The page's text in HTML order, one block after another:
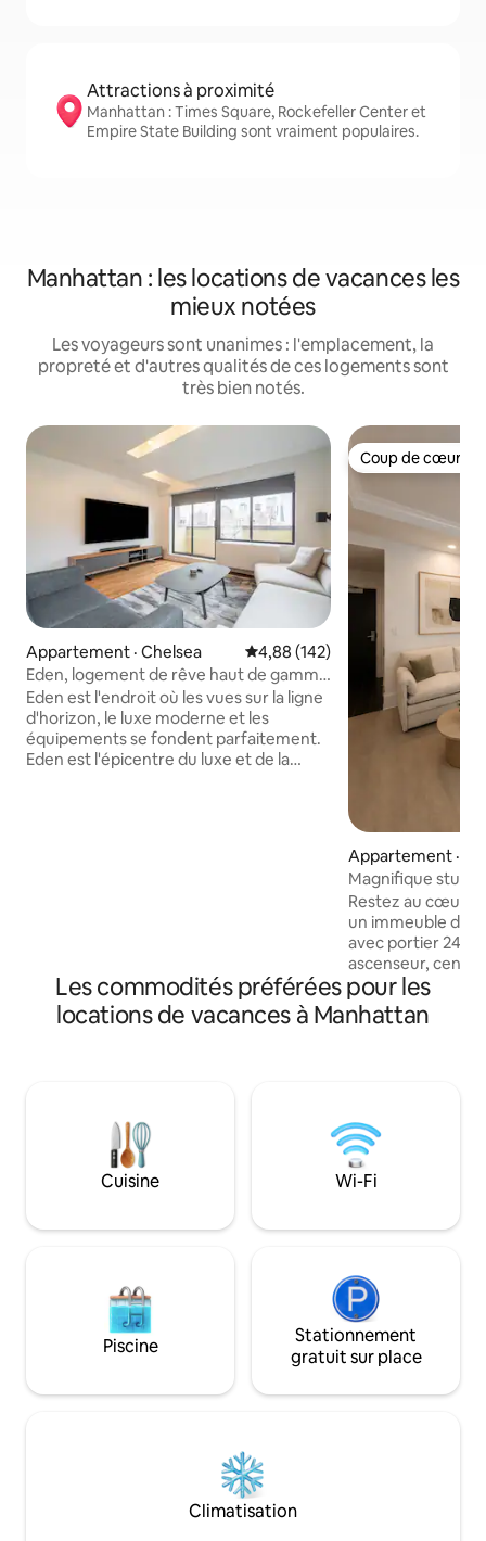
Attractions à proximité
Manhattan : Times Square, Rockefeller Center et
Empire State Building sont vraiment populaires.
Manhattan : les locations de vacances les
mieux notées
Les voyageurs sont unanimes : l'emplacement, la
propreté et d'autres qualités de ces logements sont
très bien notés.
Appartement · Chelsea Note moyenne de 4,88 sur 5,
4,88 (142)
Eden, logement de rêve haut de gamme
à New York
Eden est l'endroit où les vues sur la ligne
d'horizon, le luxe moderne et les
équipements se fondent parfaitement.
Eden est l'épicentre du luxe et de la
lumière intégrée au plafond, appareils
de cuisine Viking et Sub-Zero
Coup de cœur
Coup de cœur
Appartement ·
tan)
Magnifique
accueillir jusqu'à
Restez au cœur
un immeuble de
avec portier 24
ascenseur,
physique, salon
espace de travail
Central Terminal
Bryant Park et le
sont tous à
d'innombrables
et cafés à
Les commodités préférées pour les
locations de vacances à Manhattan
Cuisine Wi-Fi
Piscine
Stationnement
gratuit sur place
Climatisation